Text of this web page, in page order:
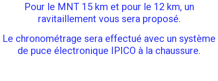
Pour le MNT 15 km et pour le 12 km, un
ravitaillement vous sera proposé.
Le chronométrage sera effectué avec un système
de puce électronique IPICO à la chaussure.